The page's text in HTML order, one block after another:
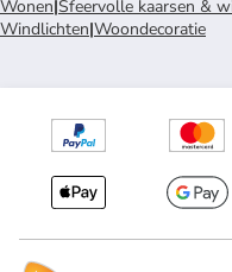
Wonen|Sfeervolle kaarsen &
Windlichten|Woondecoratie